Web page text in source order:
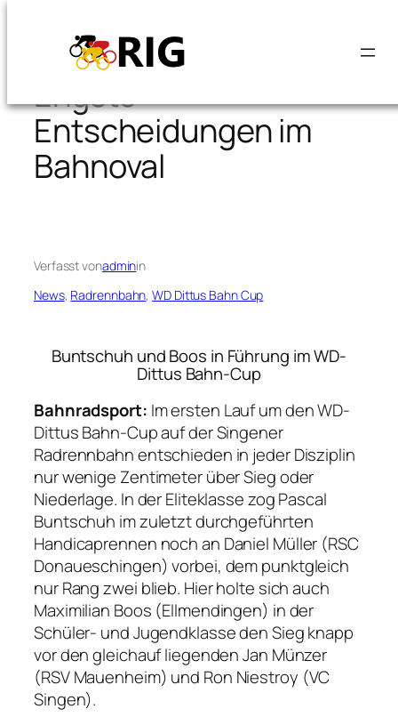
Engste
Entscheidungen im
Bahnoval
Verfasst vonadminin
News, Radrennbahn, WD Dittus Bahn Cup
Buntschuh und Boos in Führung im WD-
Dittus Bahn-Cup
Bahnradsport: Im ersten Lauf um den WD-
Dittus Bahn-Cup auf der Singener
Radrennbahn entschieden in jeder Disziplin
nur wenige Zentimeter über Sieg oder
Niederlage. In der Eliteklasse zog Pascal
Buntschuh im zuletzt durchgeführten
Handicaprennen noch an Daniel Müller (RSC
Donaueschingen) vorbei, dem punktgleich
nur Rang zwei blieb. Hier holte sich auch
Maximilian Boos (Ellmendingen) in der
Schüler- und Jugendklasse den Sieg knapp
vor den gleichauf liegenden Jan Münzer
(RSV Mauenheim) und Ron Niestroy (VC
Singen).